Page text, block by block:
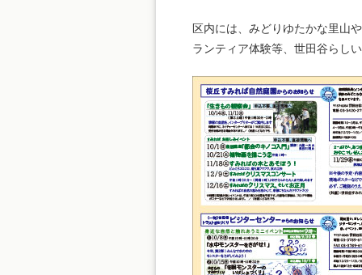
区内には、みどりゆたかな里山
ランティア体験等、世田谷らし